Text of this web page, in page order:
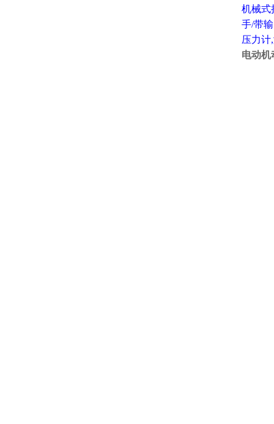
机械式
手/带
压力计,
电动机